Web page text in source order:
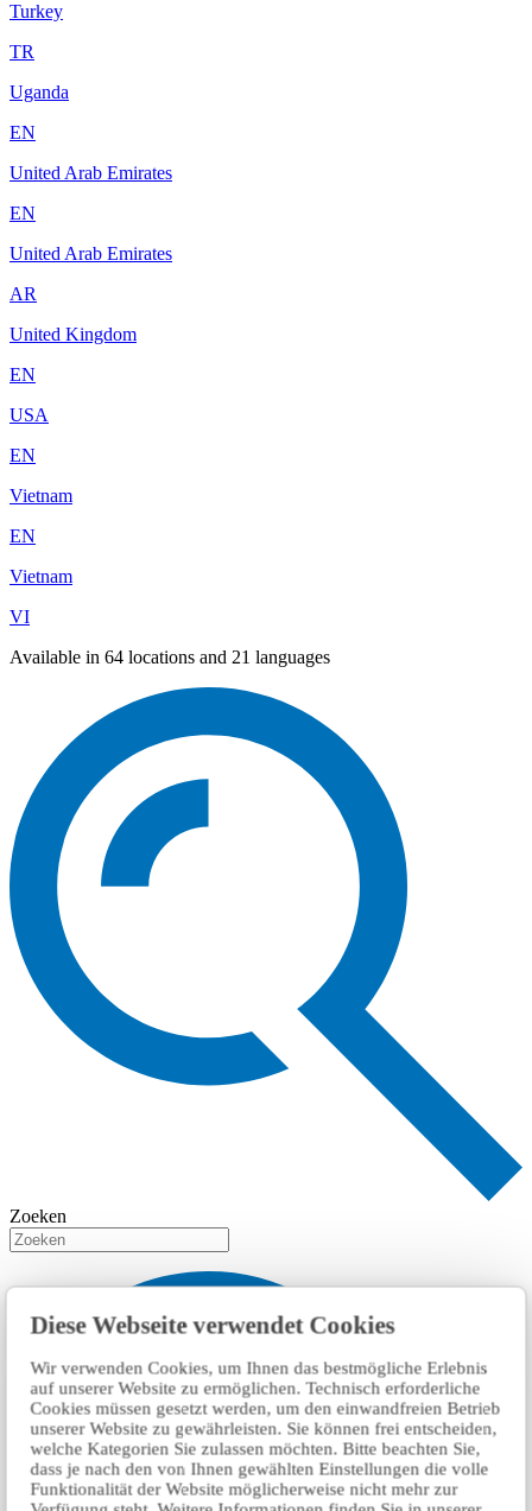
Diese Webseite verwendet Cookies
Wir verwenden Cookies, um Ihnen das bestmögliche Erlebnis
auf unserer Website zu ermöglichen. Technisch erforderliche
Cookies müssen gesetzt werden, um den einwandfreien Betrieb
unserer Website zu gewährleisten. Sie können frei entscheiden,
welche Kategorien Sie zulassen möchten. Bitte beachten Sie,
dass je nach den von Ihnen gewählten Einstellungen die volle
Funktionalität der Website möglicherweise nicht mehr zur
Turkey
TR
Uganda
EN
United Arab Emirates
EN
United Arab Emirates
AR
United Kingdom
EN
USA
EN
Vietnam
EN
Vietnam
VI
Available in 64 locations and 21 languages
Zoeken